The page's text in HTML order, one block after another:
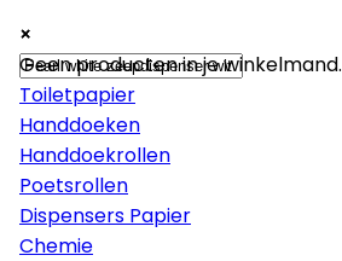
×
Papier
Toiletpapier
Handdoeken
Handdoekrollen
Poetsrollen
Dispensers Papier
Chemie
×
×
Geen producten in je winkelmand.